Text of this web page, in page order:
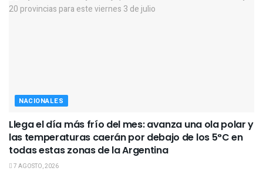
NACIONALES
Llega el día más frío del mes: avanza una ola polar y
las temperaturas caerán por debajo de los 5°C en
todas estas zonas de la Argentina
7 AGOSTO, 2026